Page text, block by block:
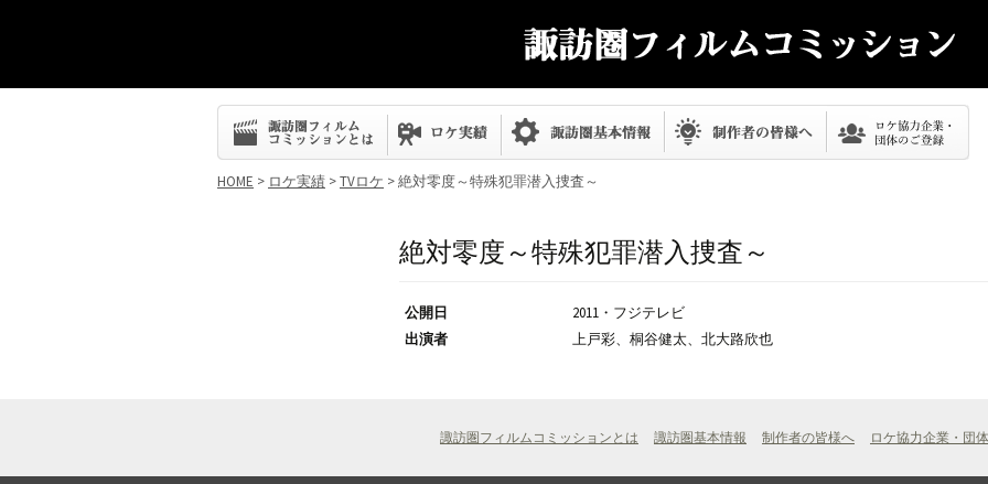
コ
テ
ン
HOME > ロケ実績 >TVロケ > 絶対零度～特殊犯罪潜入捜査～
絶対零度～特殊犯罪潜入捜査～
公開日
2011・フジテレビ
出演者
上戸彩、桐谷健太、北大路欣也
諏訪圏フィルムコミッションとは 諏訪圏基本情報 制作者の皆様へ ロケ協力企業・団